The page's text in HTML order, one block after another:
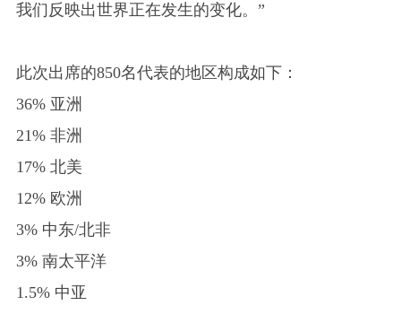
我们反映出世界正在发生的变化。”
此次出席的850名代表的地区构成如下：
36% 亚洲
21% 非洲
17% 北美
12% 欧洲
3% 中东/北非
3% 南太平洋
1.5% 中亚